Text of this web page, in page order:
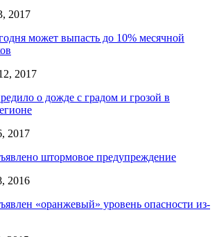
2017
может выпасть до 10% месячной
2017
о дожде с градом и грозой в
2017
штормовое предупреждение
2016
«оранжевый» уровень опасности из-